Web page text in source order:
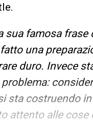
sua famosa frase
una
duro. Invece
sta costruendo
attento alle